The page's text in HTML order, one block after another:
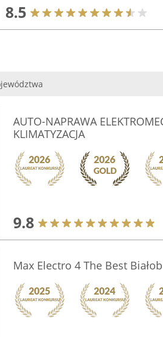
8.5
AUTO-NAPRAWA
KLIMATYZACJA
9.8
Max Electro 4 The Best